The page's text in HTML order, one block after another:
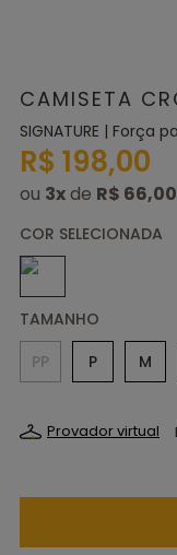
CAMISETA
SIGNATURE | Força
R$ 198,00
ou 3xde R$ 66,00
TAMANHO
PP
P M
Provador virtual